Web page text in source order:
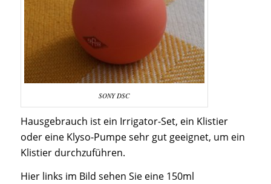
SONY DSC
Hausgebrauch ist ein Irrigator-Set, ein Klistier
oder eine Klyso-Pumpe sehr gut geeignet, um ein
Klistier durchzuführen.
Hier links im Bild sehen Sie eine 150ml